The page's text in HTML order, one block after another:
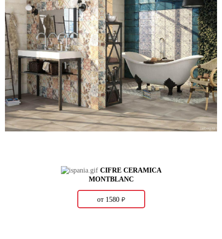
CIFRE CERAMICA
MONTBLANC
от 1580 о